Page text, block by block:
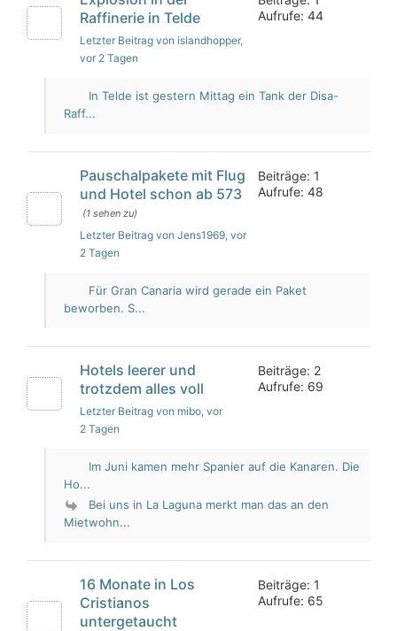
Raffinerie in Telde
Letzter Beitrag von islandhopper,
vor 2 Tagen
Aufrufe: 44
In Telde ist gestern Mittag ein Tank der Disa-
Raff...
Pauschalpakete mit Flug
und Hotel schon ab 573
(1 sehen zu)
Letzter Beitrag von Jens1969, vor
2 Tagen
Beiträge: 1
Aufrufe: 48
Für Gran Canaria wird gerade ein Paket
beworben. S...
Hotels leerer und
trotzdem alles voll
Letzter Beitrag von mibo, vor
2 Tagen
Beiträge: 2
Aufrufe: 69
Im Juni kamen mehr Spanier auf die Kanaren. Die
Ho...
Bei uns in La Laguna merkt man das an den
Mietwohn...
16 Monate in Los
Cristianos
untergetaucht
Beiträge: 1
Aufrufe: 65